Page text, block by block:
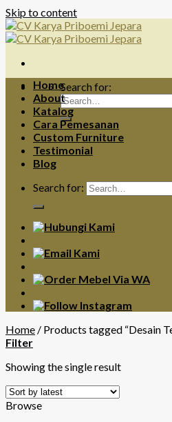
Skip to content
Search for:
Home
About
Katalog
Cara Pemesanan
Custom Furniture
Testimonial
Blog
Search for:
Home / Products tagged “Desain
Filter
Showing the single result
Browse